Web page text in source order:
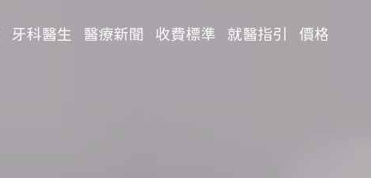
牙科醫生 醫療新聞 收費標準 就醫指引 價格